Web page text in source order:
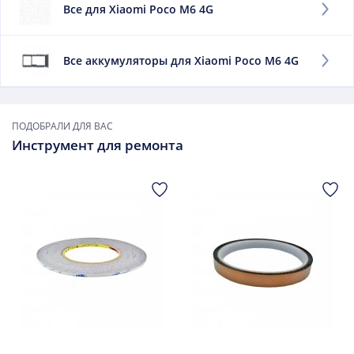
энергии. Чем выше данный фактор, тем дольше
Заменить данный элемент придется, если:
он быстро утрачивает заряд;
В дальнейшем использовать такой элемент не следует.
Все для Xiaomi Poco M6 4G
Все аккумуляторы для Xiaomi Poco M6 4G
ПОДОБРАЛИ ДЛЯ ВАС
Инструмент для ремонта